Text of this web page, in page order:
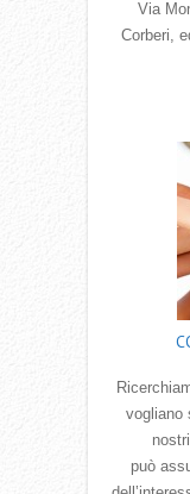
Via
Corberi,
vogliano
può